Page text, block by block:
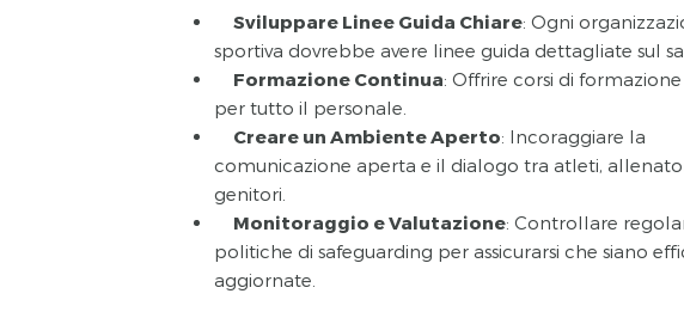
Sviluppare Linee Guida Chiare: Ogni
sportiva dovrebbe avere linee guida dettagliate sul
Formazione Continua: Offrire corsi di
per tutto il personale.
Creare un Ambiente Aperto: Incoraggiare la
comunicazione aperta e il dialogo tra atleti,
genitori.
Monitoraggio e Valutazione: Controllare
politiche di safeguarding per assicurarsi che siano
aggiornate.